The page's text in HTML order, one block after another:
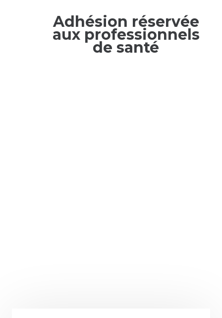
Adhésion réservée
aux professionnels
de santé